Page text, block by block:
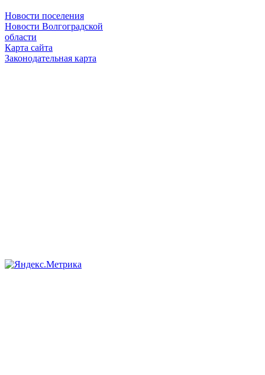
Новости поселения
Новости Волгоградской
области
Карта сайта
Законодательная карта